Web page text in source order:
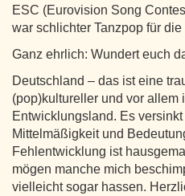
ESC (Eurovision Song
war schlichter Tanzpop für
Ganz ehrlich: Wundert euch
Deutschland – das ist eine
(pop)kultureller und vor
Entwicklungsland. Es
Mittelmäßigkeit und
Fehlentwicklung ist
mögen manche mich
vielleicht sogar hassen.